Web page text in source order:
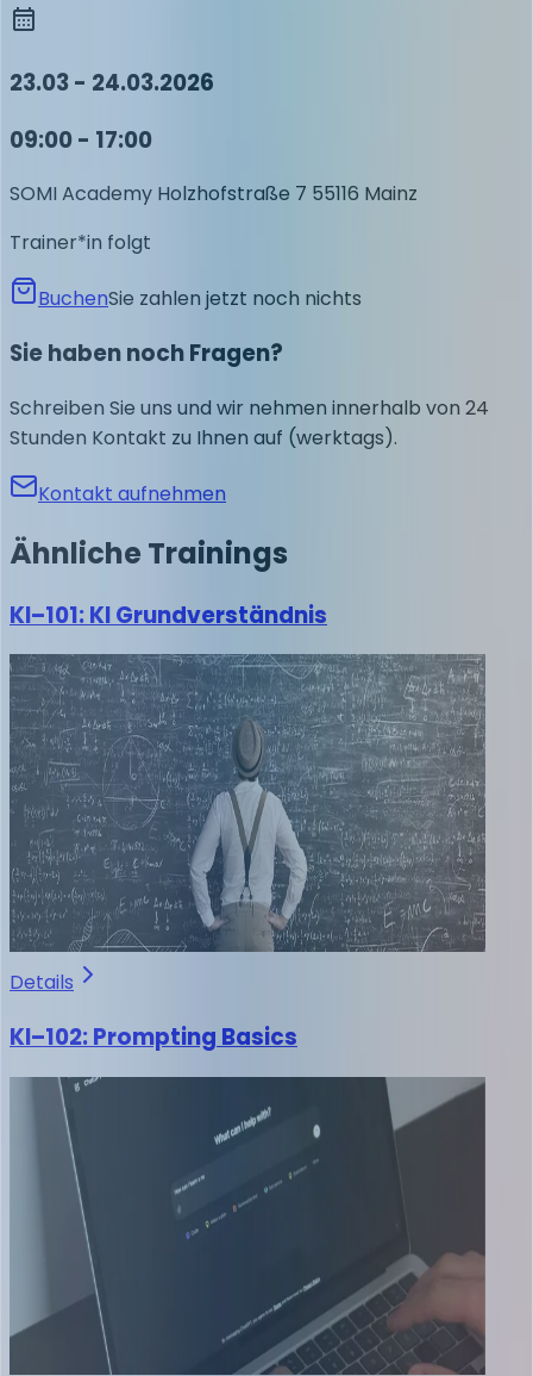
23.03 - 24.03.2026
09:00 - 17:00
SOMI Academy Holzhofstraße 7 55116 Mainz
Trainer*in folgt
BuchenSie zahlen jetzt noch nichts
Sie haben noch Fragen?
Schreiben Sie uns und wir nehmen innerhalb von 24
Stunden Kontakt zu Ihnen auf (werktags).
Kontakt aufnehmen
Ähnliche Trainings
KI–101: KI Grundverständnis
Details
KI–102: Prompting Basics